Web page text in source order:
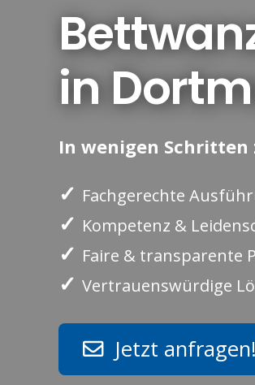
in
In wenigen
✓ Fachgerechte
✓ Kompetenz &
✓ Faire & transparente
✓ Vertrauenswürdige
Jetzt anfragen!